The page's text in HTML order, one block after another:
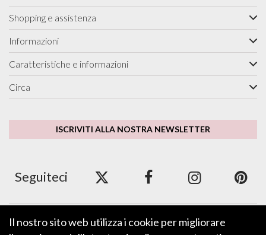
Shopping e assistenza
Informazioni
Caratteristiche e informazioni
Circa
ISCRIVITI ALLA NOSTRA NEWSLETTER
Seguiteci
Accettiamo ApplePay, GooglePay, PayPal e carte di
Il nostro sito web utilizza i cookie per migliorare